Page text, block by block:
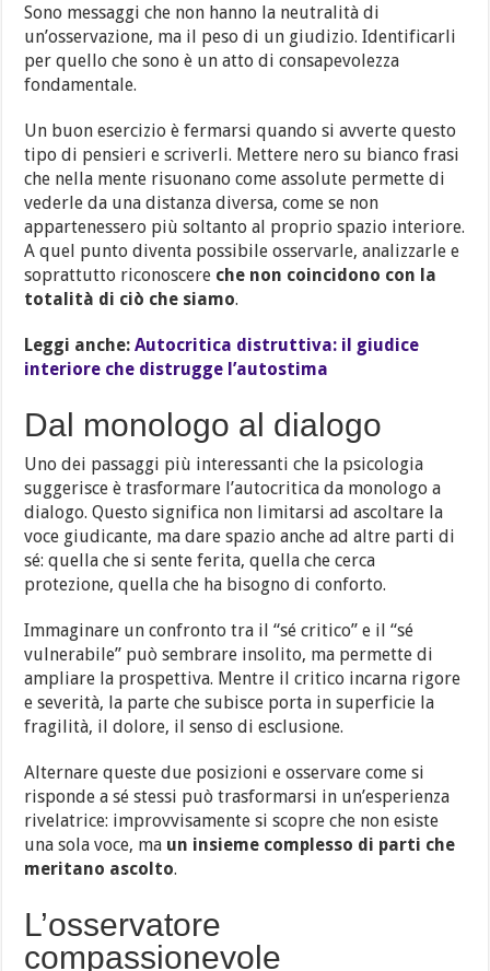
Sono messaggi che non hanno la neutralità di
un’osservazione, ma il peso di un giudizio. Identificarli
per quello che sono è un atto di consapevolezza
fondamentale.
Un buon esercizio è fermarsi quando si avverte questo
tipo di pensieri e scriverli. Mettere nero su bianco frasi
che nella mente risuonano come assolute permette di
vederle da una distanza diversa, come se non
appartenessero più soltanto al proprio spazio interiore.
A quel punto diventa possibile osservarle, analizzarle e
soprattutto riconoscere che non coincidono con la
totalità di ciò che siamo.
Leggi anche:Autocritica distruttiva: il giudice
interiore che distrugge l’autostima
Dal monologo al dialogo
Uno dei passaggi più interessanti che la psicologia
suggerisce è trasformare l’autocritica da monologo a
dialogo. Questo significa non limitarsi ad ascoltare la
voce giudicante, ma dare spazio anche ad altre parti di
sé: quella che si sente ferita, quella che cerca
protezione, quella che ha bisogno di conforto.
Immaginare un confronto tra il “sé critico” e il “sé
vulnerabile” può sembrare insolito, ma permette di
ampliare la prospettiva. Mentre il critico incarna rigore
e severità, la parte che subisce porta in superficie la
fragilità, il dolore, il senso di esclusione.
Alternare queste due posizioni e osservare come si
risponde a sé stessi può trasformarsi in un’esperienza
rivelatrice: improvvisamente si scopre che non esiste
una sola voce, ma un insieme complesso di parti che
meritano ascolto.
L’osservatore
compassionevole